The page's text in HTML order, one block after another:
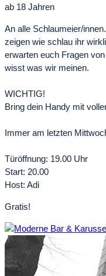
ab 18 Jahren
An alle Schlaumeier/
zeigen wie schlau ihr
erwarten euch Fragen
wisst was wir meinen.
WICHTIG!
Bring dein Handy mit
Immer am letzten
Türöffnung: 19.00 Uhr
Start: 20.00
Host: Adi
Gratis!